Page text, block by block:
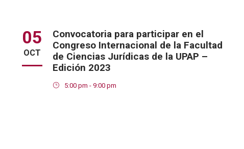
05
OCT
Convocatoria para participar en el
Congreso Internacional de la Facultad
de Ciencias Jurídicas de la UPAP –
Edición 2023
5:00 pm - 9:00 pm